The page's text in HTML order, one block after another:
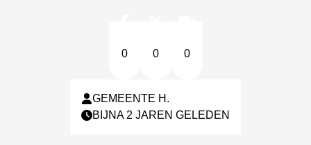
0 0 0
GEMEENTE H.
BIJNA 2 JAREN GELEDEN